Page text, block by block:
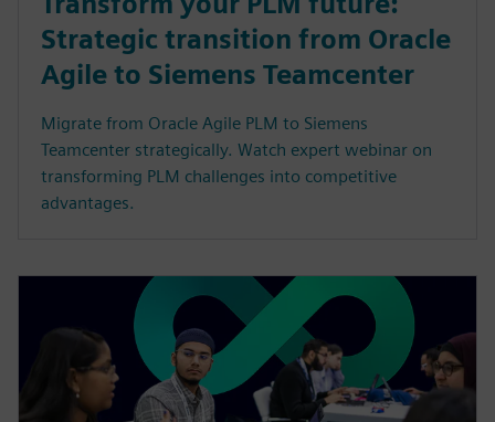
Strategic transition from Oracle
Agile to Siemens Teamcenter
Migrate from Oracle Agile PLM to Siemens
Teamcenter strategically. Watch expert webinar on
transforming PLM challenges into competitive
advantages.